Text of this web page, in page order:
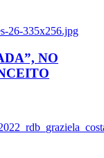
26-335x256.jpg
NO